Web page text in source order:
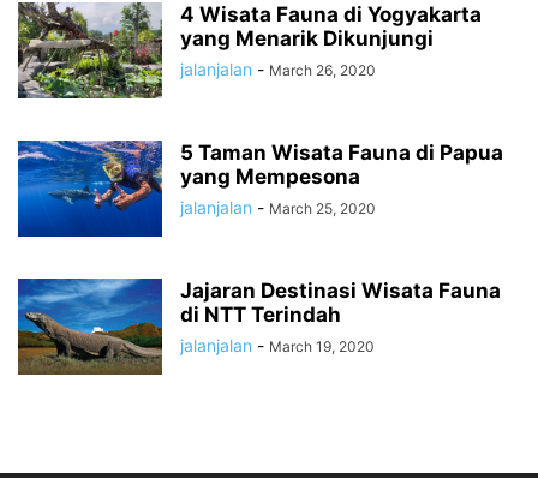
4 Wisata Fauna di Yogyakarta
yang Menarik Dikunjungi
jalanjalan - March 26, 2020
5 Taman Wisata Fauna di Papua
yang Mempesona
jalanjalan - March 25, 2020
Jajaran Destinasi Wisata Fauna
di NTT Terindah
jalanjalan - March 19, 2020